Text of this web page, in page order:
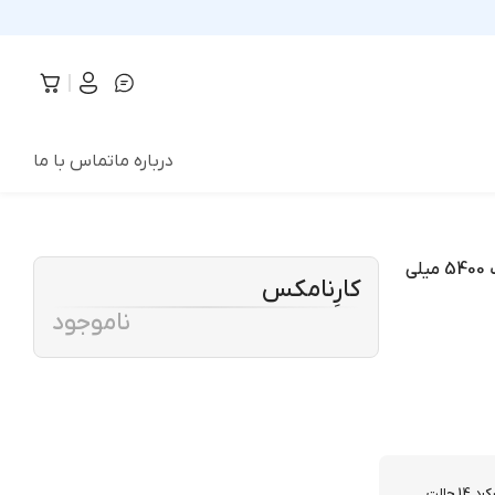
درباره ماتماس با ما
چراغ کار و پاور بانک گرین لاین GREEN LION HYPER LUME ظرفیت 5400 میلی
کارِنامکس
ناموجود